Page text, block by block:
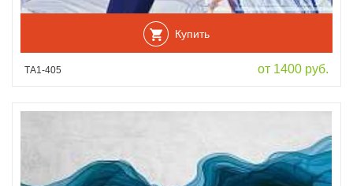
Купить
ТА1-405 от 1400 руб.